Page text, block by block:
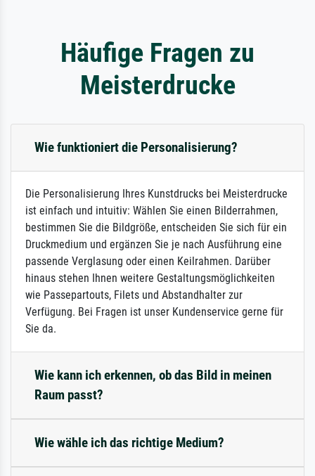
Häufige Fragen zu
Meisterdrucke
Wie funktioniert die Personalisierung?
Die Personalisierung Ihres Kunstdrucks bei Meisterdrucke
ist einfach und intuitiv: Wählen Sie einen Bilderrahmen,
bestimmen Sie die Bildgröße, entscheiden Sie sich für ein
Druckmedium und ergänzen Sie je nach Ausführung eine
passende Verglasung oder einen Keilrahmen. Darüber
hinaus stehen Ihnen weitere Gestaltungsmöglichkeiten
wie Passepartouts, Filets und Abstandhalter zur
Verfügung. Bei Fragen ist unser Kundenservice gerne für
Sie da.
Wie kann ich erkennen, ob das Bild in meinen
Raum passt?
Wie wähle ich das richtige Medium?